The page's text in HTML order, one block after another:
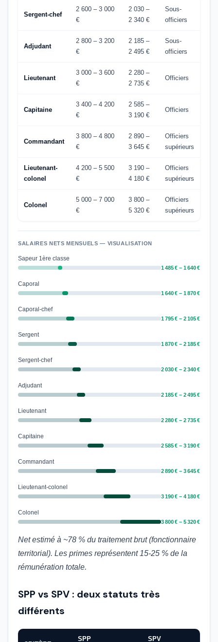
Sergent-chef
2 600 – 3 000
€
2 030 –
2 340 €
Sous-
officiers
Adjudant
2 800 – 3 200
€
2 185 –
2 495 €
Sous-
officiers
Lieutenant
3 000 – 3 600
€
2 280 –
2 735 €
Officiers
Capitaine
3 400 – 4 200
€
2 585 –
3 190 €
Officiers
Commandant
3 800 – 4 800
€
2 890 –
3 645 €
Officiers
supérieurs
Lieutenant-
colonel
4 200 – 5 500
€
3 190 –
4 180 €
Officiers
supérieurs
Colonel
5 000 – 7 000
€
3 800 –
5 320 €
Officiers
supérieurs
SALAIRES NETS MENSUELS — VISUALISATION
Sapeur 1ère classe
1 485 € – 1 640 €
Caporal
1 640 € – 1 870 €
Caporal-chef
1 795 € – 2 105 €
Sergent
1 870 € – 2 185 €
Sergent-chef
2 030 € – 2 340 €
Adjudant
2 185 € – 2 495 €
Lieutenant
2 280 € – 2 735 €
Capitaine
2 585 € – 3 190 €
Commandant
2 890 € – 3 645 €
Lieutenant-colonel
3 190 € – 4 180 €
Colonel
3 800 € – 5 320 €
Net estimé à ~78 % du traitement brut (fonctionnaire
territorial). Les primes représentent 15-25 % de la
rémunération totale.
SPP vs SPV : deux statuts très
différents
SPP SPV